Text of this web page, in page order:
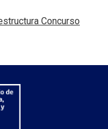
Concurso
en nueva pestana